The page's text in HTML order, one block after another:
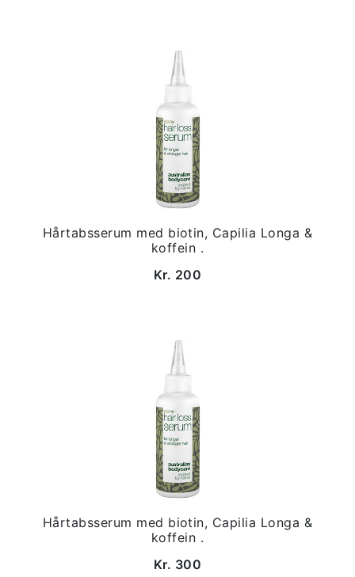
Hårtabsserum med biotin, Capilia Longa &
koffein .
Kr. 200
Hårtabsserum med biotin, Capilia Longa &
koffein .
Kr. 300